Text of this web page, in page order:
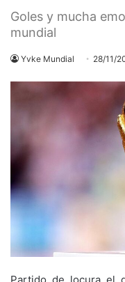
Goles y mucha
mundial
Yvke Mundial 28/11/
Partido de locura el